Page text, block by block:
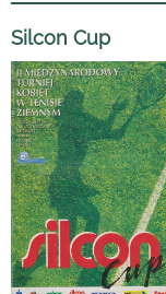
Silcon Cup